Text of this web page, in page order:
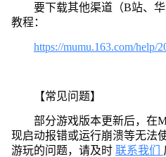
要下载其他渠道（B站、
教程：
https://mumu.163.com/help/
【常见问题】
部分游戏版本更新后，在
现启动报错或运行崩溃等无法
游玩的问题，请及时 联系我们